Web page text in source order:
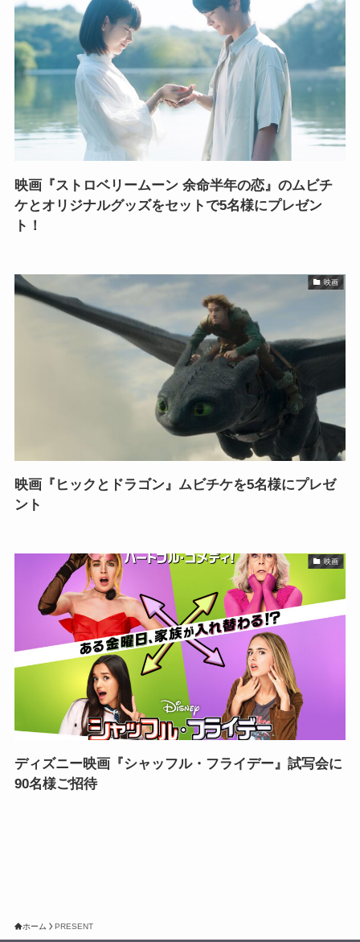
映画『ストロベリームーン 余命半年の恋』のムビチ
ケとオリジナルグッズをセットで5名様にプレゼン
ト！
映画
映画『ヒックとドラゴン』ムビチケを5名様にプレゼ
ント
映画
ディズニー映画『シャッフル・フライデー』試写会に
90名様ご招待
ホーム PRESENT